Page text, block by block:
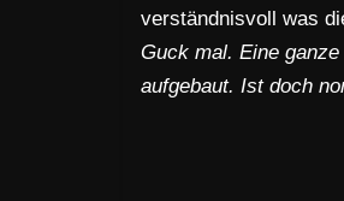
verständnisvoll was
Guck mal. Eine
aufgebaut. Ist doch